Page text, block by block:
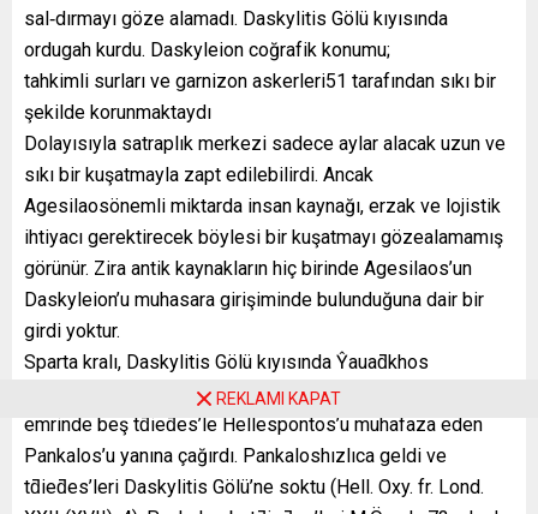
sal‐dırmayı göze alamadı. Daskylitis Gölü kıyısında
ordugah kurdu. Daskyleion coğrafik konumu;
tahkimli surları ve garnizon askerleri51 tarafından sıkı bir
şekilde korunmaktaydı
Dolayısıyla satraplık merkezi sadece aylar alacak uzun ve
sıkı bir kuşatmayla zapt edilebilirdi. Ancak
Agesilaosönemli miktarda insan kaynağı, erzak ve lojistik
ihtiyacı gerektirecek böylesi bir kuşatmayı gözealamamış
görünür. Zira antik kaynakların hiç birinde Agesilaos’un
Daskyleion’u muhasara girişiminde bulunduğuna dair bir
girdi yoktur.
Sparta kralı, Daskylitis Gölü kıyısında Ŷauaƌkhos
Kheirikrates53 için denizci olarak denize açılmış ve
emrinde beş tƌieƌes’le Hellespontos’u muhafaza eden
Pankalos’u yanına çağırdı. Pankaloshızlıca geldi ve
tƌieƌes’leri Daskylitis Gölü’ne soktu (Hell. Oxy. fr. Lond.
REKLAMI KAPAT